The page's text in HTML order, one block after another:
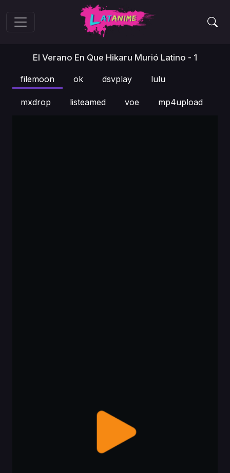
El Verano En Que Hikaru Murió Latino - 1
filemoon ok dsvplay lulu
mxdrop listeamed voe mp4upload